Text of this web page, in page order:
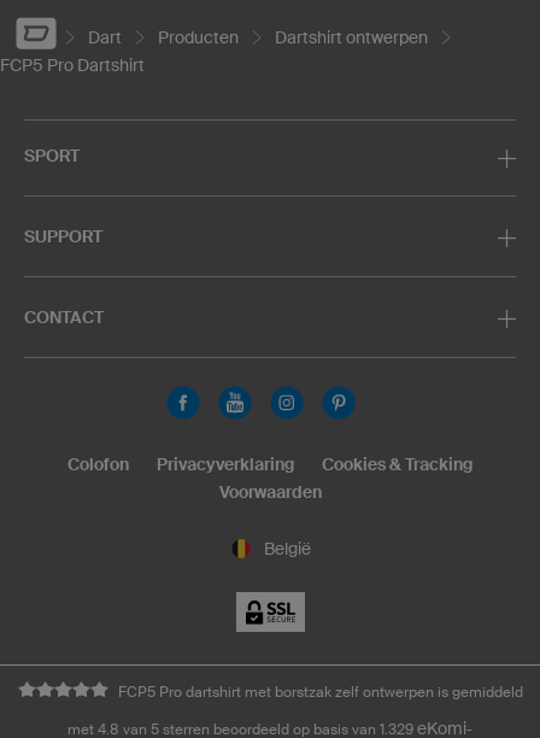
Dart Producten
Dartshirt ontwerpen
FCP5 Pro Dartshirt
SPORT
SUPPORT
CONTACT
België
Colofon Privacyverklaring
Cookies & Tracking
Voorwaarden
FCP5 Pro dartshirt met borstzak zelf ontwerpen is gemiddeld
met 4.8 van 5 sterren beoordeeld op basis van 1.329 eKomi-